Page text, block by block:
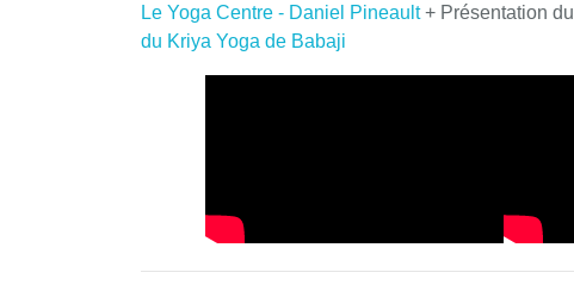
Le Yoga Centre - Daniel Pineault+ Présentation du
du Kriya Yoga de Babaji